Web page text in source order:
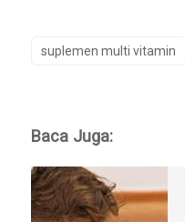
suplemen multi vitamin
Baca Juga: